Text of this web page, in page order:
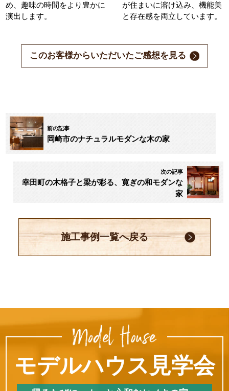
め、趣味の時間をより豊かに
演出します。
が住まいに溶け込み、機能美
と存在感を両立しています。
このお客様からいただいたご感想を見る
前の記事
岡崎市のナチュラルモダンな木の家
次の記事
幸田町の木格子と梁が彩る、寛ぎの和モダンな
家
施工事例一覧へ戻る
モデルハウス見学会